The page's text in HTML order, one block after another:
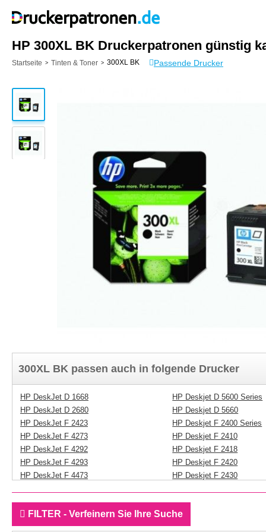
HP 300XL BK Druckerpatronen günstig
Startseite > Tinten & Toner > 300XL BK Passende Drucker
300XL BK passen auch in folgende Drucker
HP DeskJet D 1668
HP DeskJet D 2680
HP DeskJet F 2423
HP DeskJet F 4273
HP DeskJet F 4292
HP DeskJet F 4293
HP DeskJet F 4473
HP Deskjet D 1600 Series
HP Deskjet D 1658
HP Deskjet D 1660
HP Deskjet D 5600 Series
HP Deskjet D 5660
HP Deskjet F 2400 Series
HP Deskjet F 2410
HP Deskjet F 2418
HP Deskjet F 2420
HP Deskjet F 2430
HP Deskjet F 2476
HP Deskjet F 2480
HP Deskjet F 2483
FILTER - Verfeinern Sie Ihre Suche